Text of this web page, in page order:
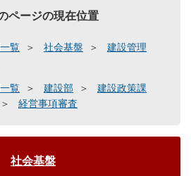
ページの現在位置
覧 社会基盤
建設管理
覧 建設部
建設政策課
経営事項審査
社会基盤